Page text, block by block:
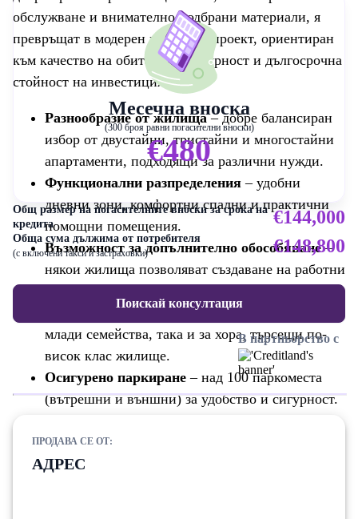
обслужване и внимателно подбрани материали, я
превръщат в модерен жилищен проект, ориентиран
към качество на обитаване, сигурност и дългосрочна
стойност на инвестицията.
Разнообразие от жилища– добре балансиран
избор от двустайни, тристайни и многостайни
апартаменти, подходящи за различни нужди.
Функционални разпределения – удобни
дневни зони, комфортни спални и практични
помощни помещения.
Възможност за допълнително обособяване–
някои жилища позволяват създаване на работни
Подходяща за различни купувачи
млади семейства, така и за хора, търсещи по-
висок клас жилище.
Осигурено паркиране – над 100 паркоместа
(вътрешни и външни) за удобство и сигурност.
съвременен дизайн, добре организирани общи
части и подбрани материали.
Месечна вноска
(300 броя равни погасителни вноски)
€480
Общ размер на погасителните вноски за срока на
кредита
€144,000
Обща сума дължима от потребителя
(с включени такси и застраховки) €148,800
Поискай консултация
В партньорство с
ПРОДАВА СЕ ОТ:
АДРЕС